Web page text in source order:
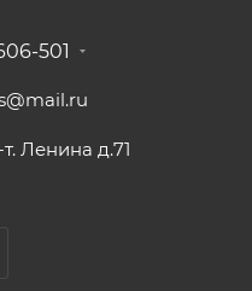
501
Ленина д.71